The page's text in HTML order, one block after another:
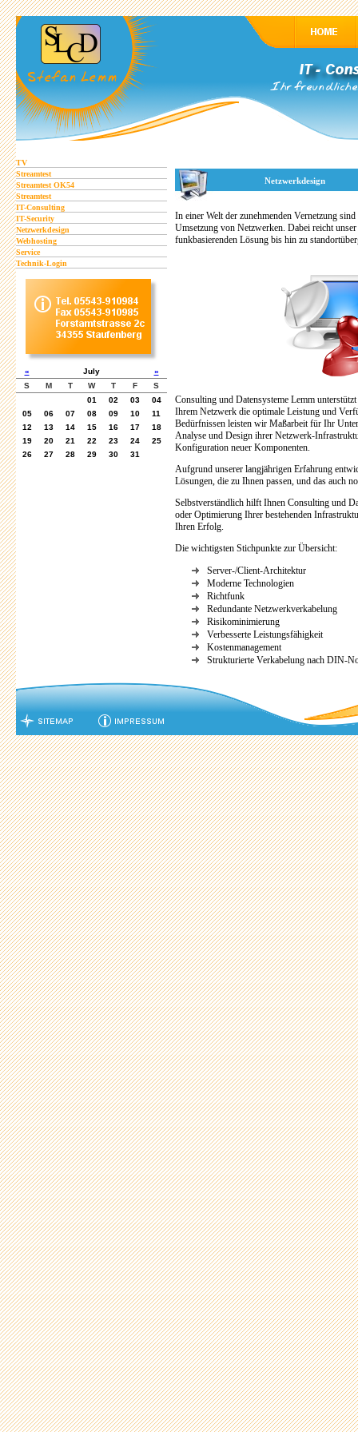
TV
Streamtest
Streamtest OK54
Streamtest
IT-Consulting
IT-Security
Netzwerkdesign
Webhosting
Service
Technik-Login
« July
»
S
M T W T F
S
01
02 03
04
05
06 07 08 09 10
11
12
13 14 15 16 17
18
19
20 21 22 23 24
25
26
27 28 29 30 31
Netzwerkdesign
In einer Welt der zunehmenden Vernetzung
Umsetzung von Netzwerken. Dabei reicht
funkbasierenden Lösung bis hin zu
Consulting und Datensysteme Lemm
Ihrem Netzwerk die optimale Leistung und
Bedürfnissen leisten wir Maßarbeit für Ihr
Analyse und Design ihrer Netzwerk-
Konfiguration neuer Komponenten.
Aufgrund unserer langjährigen Erfahrung
Lösungen, die zu Ihnen passen, und das auch
Selbstverständlich hilft Ihnen Consulting und
oder Optimierung Ihrer bestehenden
Ihren Erfolg.
Die wichtigsten Stichpunkte zur Übersicht:
Server-/Client-Architektur
Moderne Technologien
Richtfunk
Redundante Netzwerkverkabelung
Risikominimierung
Verbesserte Leistungsfähigkeit
Kostenmanagement
Strukturierte Verkabelung nach DIN-